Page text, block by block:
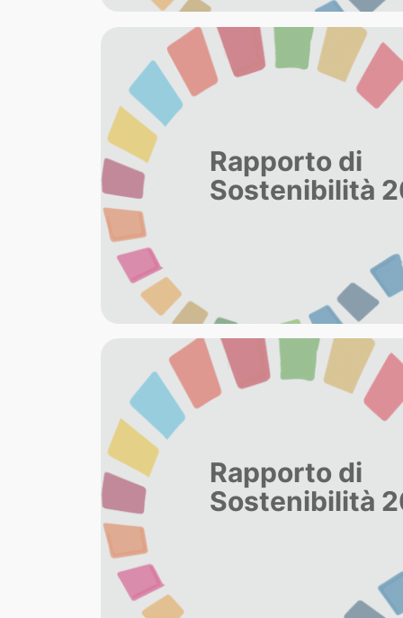
Rapporto di
Sostenibilità
Rapporto di
Sostenibilità